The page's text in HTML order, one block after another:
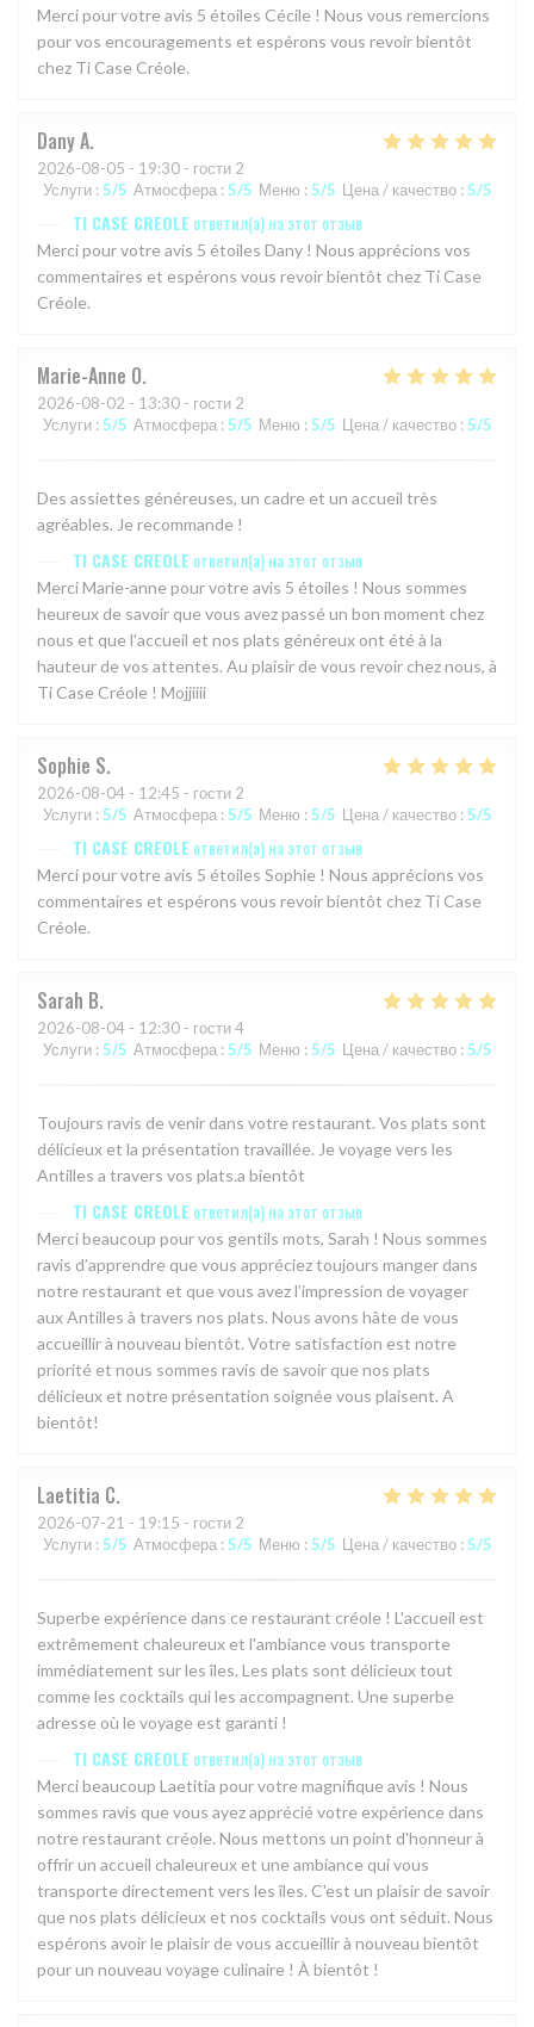
Merci pour votre avis 5 étoiles Cécile ! Nous vous remercions
pour vos encouragements et espérons vous revoir bientôt
chez Ti Case Créole.
DanyA
2026-08-05 - 19:30 - гости 2
Услуги : 5/5 Атмосфера : 5/5 Меню : 5/5 Цена / качество : 5/5
TI CASE CREOLE ответил(а) на этот отзыв
Merci pour votre avis 5 étoiles Dany ! Nous apprécions vos
commentaires et espérons vous revoir bientôt chez Ti Case
Créole.
Marie-Anne O
2026-08-02 - 13:30 - гости 2
Услуги : 5/5 Атмосфера : 5/5 Меню : 5/5 Цена / качество : 5/5
Des assiettes généreuses, un cadre et un accueil très
agréables. Je recommande !
TI CASE CREOLE ответил(а) на этот отзыв
Merci Marie-anne pour votre avis 5 étoiles ! Nous sommes
heureux de savoir que vous avez passé un bon moment chez
nous et que l'accueil et nos plats généreux ont été à la
hauteur de vos attentes. Au plaisir de vous revoir chez nous, à
Ti Case Créole ! Mojjiiii
Sophie S
2026-08-04 - 12:45 - гости 2
Услуги : 5/5 Атмосфера : 5/5 Меню : 5/5 Цена / качество : 5/5
TI CASE CREOLE ответил(а) на этот отзыв
Merci pour votre avis 5 étoiles Sophie ! Nous apprécions vos
commentaires et espérons vous revoir bientôt chez Ti Case
Créole.
Sarah B
2026-08-04 - 12:30 - гости 4
Услуги : 5/5 Атмосфера : 5/5 Меню : 5/5 Цена / качество : 5/5
Toujours ravis de venir dans votre restaurant. Vos plats sont
délicieux et la présentation travaillée. Je voyage vers les
Antilles a travers vos plats.a bientôt
TI CASE CREOLE ответил(а) на этот отзыв
Merci beaucoup pour vos gentils mots, Sarah ! Nous sommes
ravis d’apprendre que vous appréciez toujours manger dans
notre restaurant et que vous avez l’impression de voyager
aux Antilles à travers nos plats. Nous avons hâte de vous
accueillir à nouveau bientôt. Votre satisfaction est notre
priorité et nous sommes ravis de savoir que nos plats
délicieux et notre présentation soignée vous plaisent. A
bientôt!
Laetitia C
2026-07-21 - 19:15 - гости 2
Услуги : 5/5 Атмосфера : 5/5 Меню : 5/5 Цена / качество : 5/5
Superbe expérience dans ce restaurant créole ! L'accueil est
extrêmement chaleureux et l'ambiance vous transporte
immédiatement sur les îles. Les plats sont délicieux tout
comme les cocktails qui les accompagnent. Une superbe
adresse où le voyage est garanti !
TI CASE CREOLE ответил(а) на этот отзыв
Merci beaucoup Laetitia pour votre magnifique avis ! Nous
sommes ravis que vous ayez apprécié votre expérience dans
notre restaurant créole. Nous mettons un point d'honneur à
offrir un accueil chaleureux et une ambiance qui vous
transporte directement vers les îles. C'est un plaisir de savoir
que nos plats délicieux et nos cocktails vous ont séduit. Nous
espérons avoir le plaisir de vous accueillir à nouveau bientôt
pour un nouveau voyage culinaire ! À bientôt !